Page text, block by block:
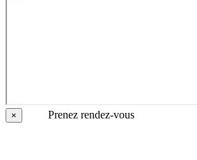
× Prenez rendez-vous